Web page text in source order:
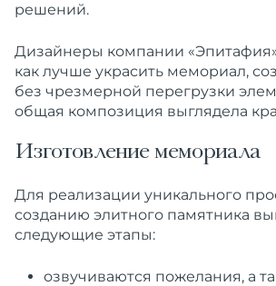
решений.
Дизайнеры компании
как лучше украсить мемориал,
без чрезмерной перегрузки
общая композиция выглядела
Изготовление мемориала
Для реализации уникального
созданию элитного памятника
следующие этапы:
озвучиваются пожелания, а